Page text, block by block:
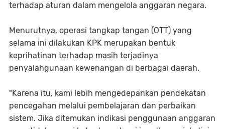
terhadap aturan dalam mengelola anggaran negara.
Menurutnya, operasi tangkap tangan (OTT) yang
selama ini dilakukan KPK merupakan bentuk
keprihatinan terhadap masih terjadinya
penyalahgunaan kewenangan di berbagai daerah.
"Karena itu, kami lebih mengedepankan pendekatan
pencegahan melalui pembelajaran dan perbaikan
sistem. Jika ditemukan indikasi penggunaan anggaran